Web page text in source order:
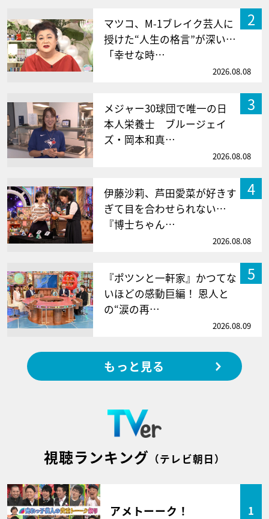
2
マツコ、M-1ブレイク芸人に
授けた“人生の格言”が深い…
「幸せな時…
2026.08.08
3
メジャー30球団で唯一の日
本人栄養士 ブルージェイ
ズ・岡本和真…
2026.08.08
4
伊藤沙莉、芦田愛菜が好きす
ぎて目を合わせられない…
『博士ちゃん…
2026.08.08
5
『ポツンと一軒家』かつてな
いほどの感動巨編！ 恩人と
の“涙の再…
2026.08.09
もっと見る
視聴ランキング （テレビ朝日）
アメトーーク！ 1